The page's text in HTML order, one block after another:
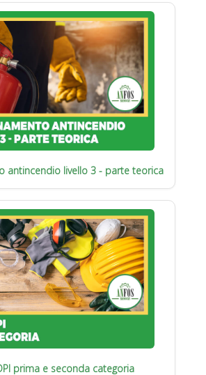
antincendio livello 3 - parte teorica
prima e seconda categoria